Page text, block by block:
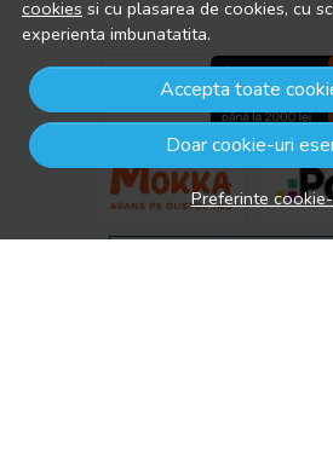
cookies si cu plasarea de cookies, cu
experienta imbunatatita.
Accepta toate
Doar cookie-uri
Preferinte